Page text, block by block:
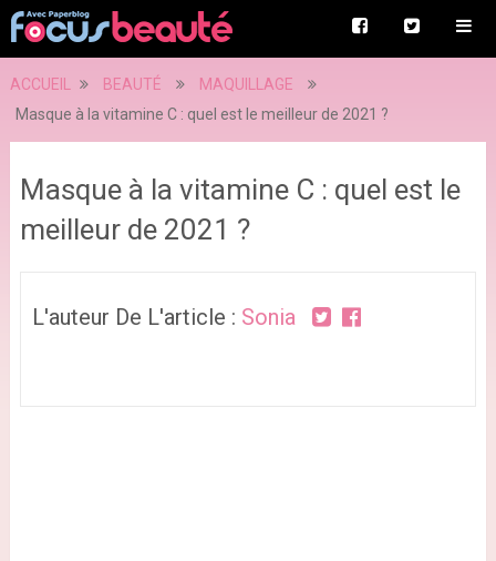
ACCUEIL BEAUTÉ
MAQUILLAGE
Masque à la vitamine C : quel est le meilleur de 2021 ?
Masque à la vitamine C : quel est le
meilleur de 2021 ?
L'auteur De L'article : Sonia